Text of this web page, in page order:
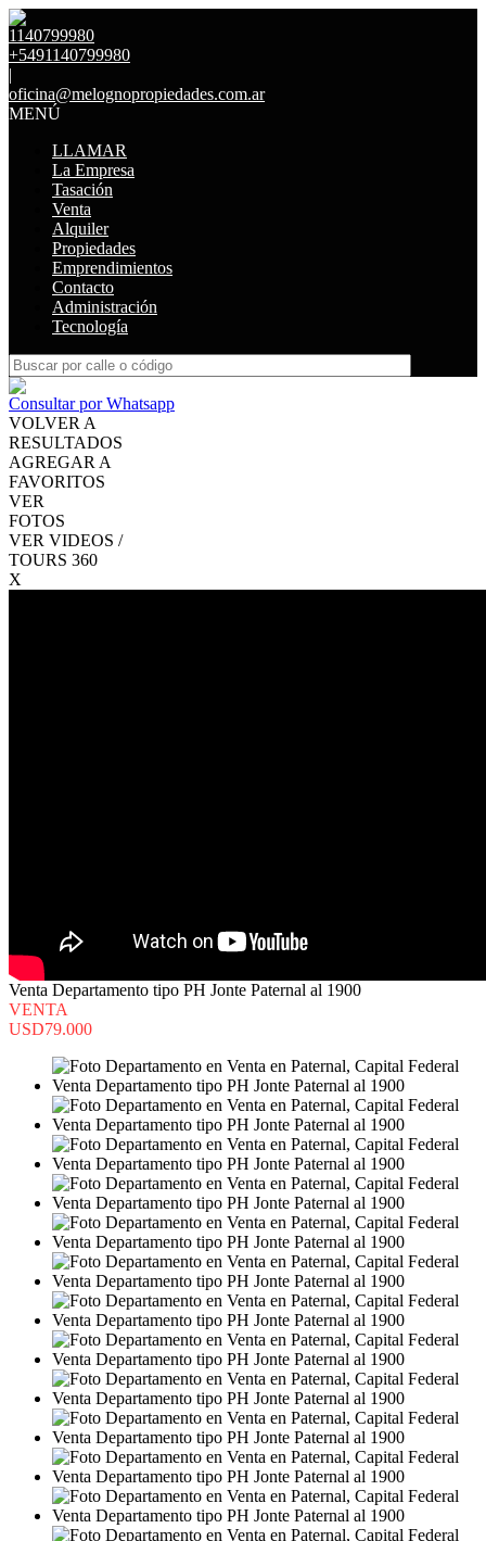
1140799980
+5491140799980
|
oficina@melognopropiedades.com.ar
MENÚ
LLAMAR
La Empresa
Tasación
Venta
Alquiler
Propiedades
Emprendimientos
Contacto
Administración
Tecnología
Consultar por Whatsapp
VOLVER A
RESULTADOS
AGREGAR A
FAVORITOS
VER
FOTOS
VER VIDEOS /
TOURS 360
X
Venta Departamento tipo PH Jonte Paternal al 1900
VENTA
USD79.000